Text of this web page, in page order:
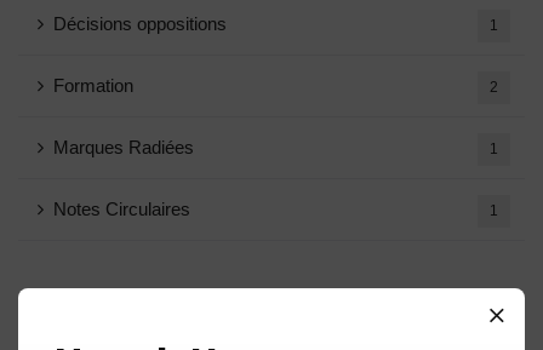
Décisions oppositions 1
Formation 2
Marques Radiées 1
Notes Circulaires 1
Archives